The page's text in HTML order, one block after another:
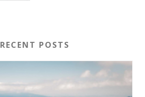
RECENT POSTS